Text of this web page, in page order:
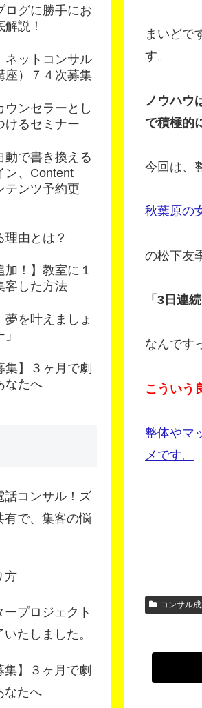
まいどで
す。
ノウハウ
で積極的
今回は、
秋葉原の
の松下友
「3日連
なんです
こういう
整体やマ
メです。
コンサル
ログに勝手にお
説！
ネットコンサル
座）７４次募集
ウンセラーとし
けるセミナー
動で書き換える
ン、Content
テンツ予約更
由とは？
加！】教室に１
客した方法
を叶えましょ
集】３ヶ月で劇
なたへ
話コンサル！ズ
有で、集客の悩
方
ープロジェクト
たしました。
集】３ヶ月で劇
なたへ